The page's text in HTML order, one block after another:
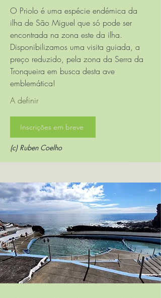
O Priolo é uma espécie endémica da
ilha de São Miguel que só pode ser
encontrada na zona este da ilha.
Disponibilizamos uma visita guiada, a
preço reduzido, pela zona da Serra da
Tronqueira em busca desta ave
emblemática!
A definir
Inscrições em breve
(c) Ruben Coelho